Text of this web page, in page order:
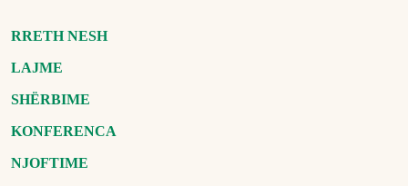
RRETH NESH
LAJME
SHËRBIME
KONFERENCA
NJOFTIME